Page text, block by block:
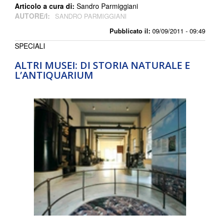
Pubblicato il: 09/09/2011 - 09:49
Articolo a cura di: Sandro Parmiggiani
AUTORE/I:
SANDRO PARMIGGIANI
ALTRI MUSEI: DI STORIA NATURALE E
L’ANTIQUARIUM
SPECIALI